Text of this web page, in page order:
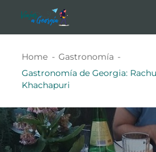
Home
Gastronomía
Gastronomía de Georgia:
Khachapuri